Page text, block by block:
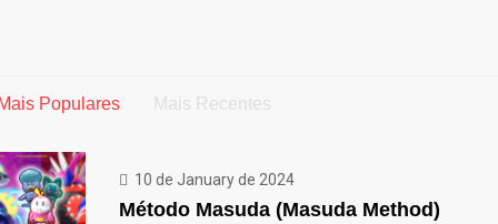
Populares Mais Recentes
10 de January de 2024
Método Masuda (Masuda Method)